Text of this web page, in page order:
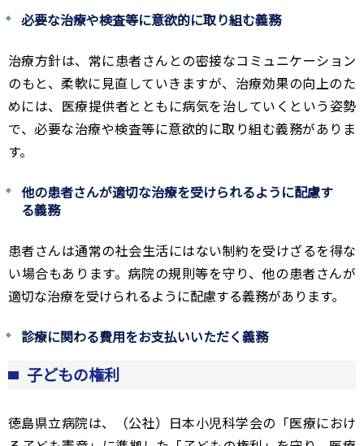
必要な治療や検査等に意欲的に取り組む義務
治療方針は、常に患者さんとの密接なコミュニケーション
のもと、柔軟に見直していきますが、治療効果の向上のた
めには、医療提供者とともに病気を治していくという姿勢
で、必要な治療や検査等に意欲的に取り組む義務がありま
す。
他の患者さんが適切な治療を受けられるように配慮す
る義務
患者さんは通常の社会生活にはない制約を受けざるを得な
い場合もあります。病院の規則等を守り、他の患者さんが
適切な治療を受けられるように配慮する義務があります。
診療に関わる費用をお支払いいただく義務
子どもの権利
徳島県立病院は、（公社）日本小児科学会の「医療におけ